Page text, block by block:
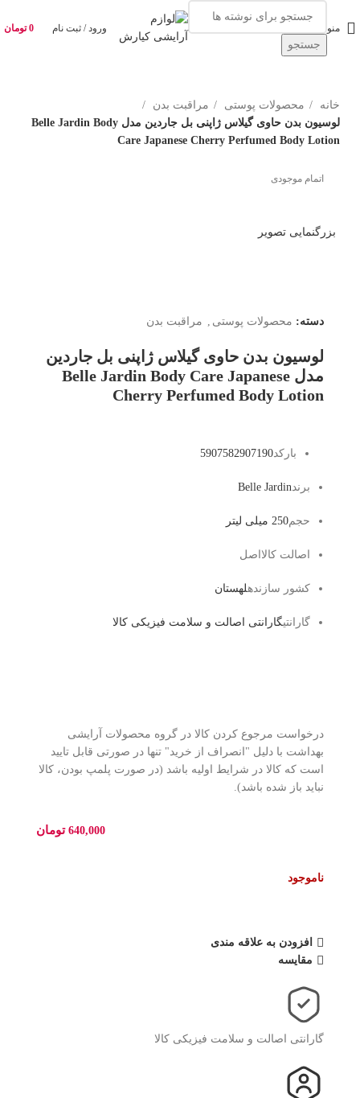
منو
جستجو
ورود / ثبت نام 0 تومان
خانه محصولات پوستی
مراقبت بدن
لوسیون بدن حاوی گیلاس ژاپنی بل جاردین مدل Belle Jardin Body
Care Japanese Cherry Perfumed Body Lotion
اتمام موجودی
بزرگنمایی تصویر
دسته: محصولات پوستی مراقبت بدن
لوسیون بدن حاوی گیلاس ژاپنی بل جاردین
مدل Belle Jardin Body Care Japanese
Cherry Perfumed Body Lotion
بارکد5907582907190
برند Belle Jardin
حجم250 میلی لیتر
اصالت کالا اصل
کشور سازندهلهستان
گارانتیگارانتی اصالت و سلامت فیزیکی کالا
درخواست مرجوع کردن کالا در گروه محصولات آرایشی
بهداشت با دلیل "انصراف از خرید" تنها در صورتی قابل تایید
است که کالا در شرایط اولیه باشد (در صورت پلمپ بودن، کالا
نباید باز شده باشد).
640,000 تومان
ناموجود
افزودن به علاقه مندی
مقایسه
گارانتی اصالت و سلامت فیزیکی کالا